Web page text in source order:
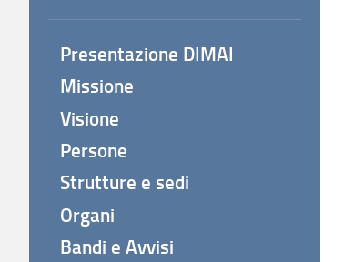
Presentazione DIMAI
Missione
Visione
Persone
Strutture e sedi
Organi
Bandi e Avvisi